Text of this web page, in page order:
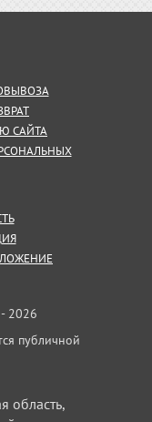
САЙТА
2026
публичной
область,